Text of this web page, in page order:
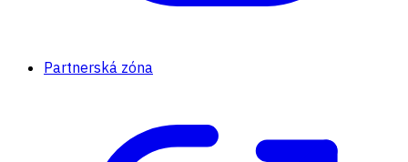
Partnerská zóna